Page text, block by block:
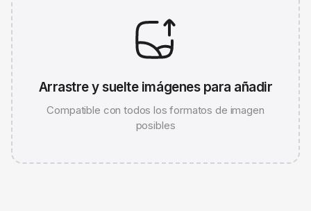
Arrastre y suelte imágenes para añadir
Compatible con todos los formatos de imagen
posibles